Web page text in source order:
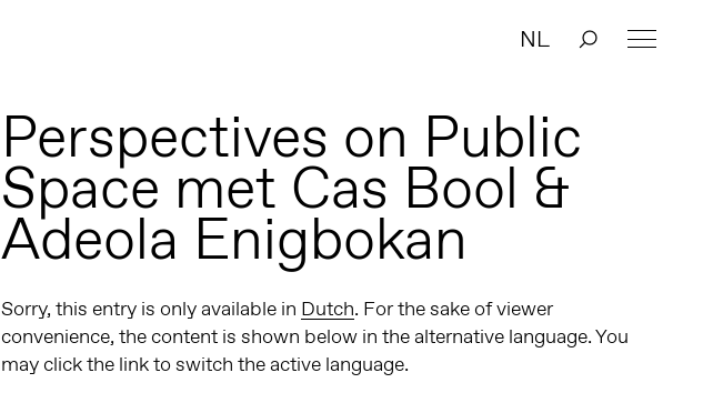
NL
Perspectives on Public
Space met Cas Bool &
Adeola Enigbokan
Sorry, this entry is only available in Dutch. For the sake of viewer
convenience, the content is shown below in the alternative language. You
may click the link to switch the active language.